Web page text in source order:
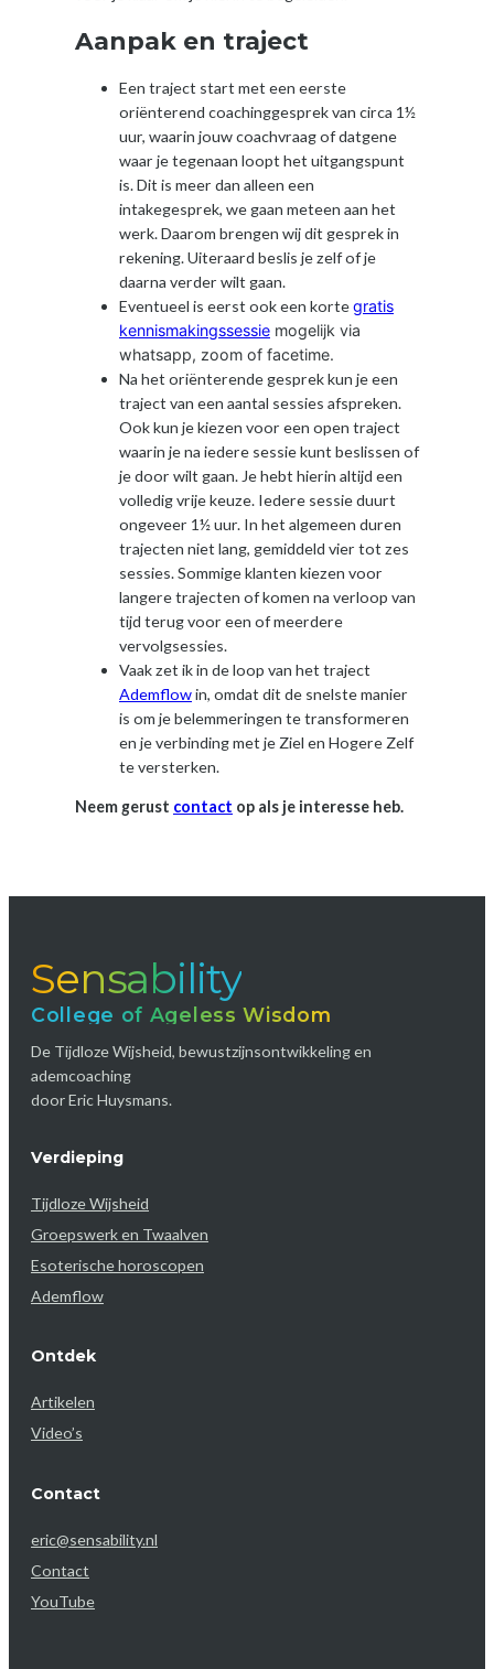
Aanpak en traject
Een traject start met een eerste
oriënterend coachinggesprek van circa 1½
uur, waarin jouw coachvraag of datgene
waar je tegenaan loopt het uitgangspunt
is. Dit is meer dan alleen een
intakegesprek, we gaan meteen aan het
werk. Daarom brengen wij dit gesprek in
rekening. Uiteraard beslis je zelf of je
daarna verder wilt gaan.
Eventueel is eerst ook een kortegratis
kennismakingssessie mogelijk via
whatsapp, zoom of facetime.
Na het oriënterende gesprek kun je een
traject van een aantal sessies afspreken.
Ook kun je kiezen voor een open traject
waarin je na iedere sessie kunt beslissen of
je door wilt gaan. Je hebt hierin altijd een
volledig vrije keuze. Iedere sessie duurt
ongeveer 1½ uur. In het algemeen duren
trajecten niet lang, gemiddeld vier tot zes
sessies. Sommige klanten kiezen voor
langere trajecten of komen na verloop van
tijd terug voor een of meerdere
vervolgsessies.
Vaak zet ik in de loop van het traject
Ademflowin, omdat dit de snelste manier
is om je belemmeringen te transformeren
en je verbinding met je Ziel en Hogere Zelf
te versterken.
Neem gerust contact op als je interesse heb.
Sensability
College of Ageless Wisdom
De Tijdloze Wijsheid, bewustzijnsontwikkeling en
ademcoaching
door Eric Huysmans.
Verdieping
Tijdloze Wijsheid
Groepswerk en Twaalven
Esoterische horoscopen
Ademflow
Ontdek
Artikelen
Video’s
Contact
eric@sensability.nl
Contact
YouTube